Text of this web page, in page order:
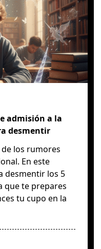
admisión a la
desmentir
los rumores
En este
desmentir los 5
que te prepares
tu cupo en la